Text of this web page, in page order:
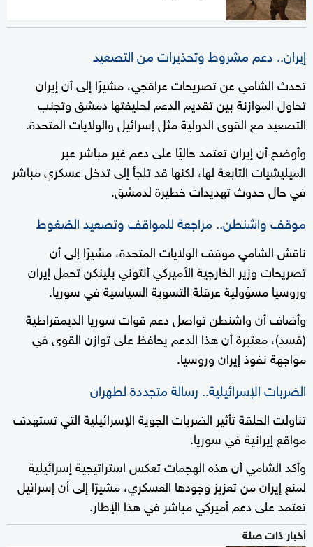
إيران.. دعم مشروط وتحذيرات من التصعيد
تحدث الشامي عن تصريحات عراقجي، مشيرًا إلى أن إيران
تحاول الموازنة بين تقديم الدعم لحليفتها دمشق وتجنب
التصعيد مع القوى الدولية مثل إسرائيل والولايات المتحدة.
وأوضح أن إيران تعتمد حاليًا على دعم غير مباشر عبر
الميليشيات التابعة لها، لكنها قد تلجأ إلى تدخل عسكري مباشر
في حال حدوث تهديدات خطيرة لدمشق.
موقف واشنطن.. مراجعة للمواقف وتصعيد الضغوط
ناقش الشامي موقف الولايات المتحدة، مشيرًا إلى أن
تصريحات وزير الخارجية الأميركي أنتوني بلينكن تحمل إيران
وروسيا مسؤولية عرقلة التسوية السياسية في سوريا.
وأضاف أن واشنطن تواصل دعم قوات سوريا الديمقراطية
(قسد)، معتبرة أن هذا الدعم يحافظ على توازن القوى في
مواجهة نفوذ إيران وروسيا.
الضربات الإسرائيلية.. رسالة متجددة لطهران
تناولت الحلقة تأثير الضربات الجوية الإسرائيلية التي تستهدف
مواقع إيرانية في سوريا.
وأكد الشامي أن هذه الهجمات تعكس استراتيجية إسرائيلية
لمنع إيران من تعزيز وجودها العسكري، مشيرًا إلى أن إسرائيل
تعتمد على دعم أميركي مباشر في هذا الإطار.
أخبار ذات صلة